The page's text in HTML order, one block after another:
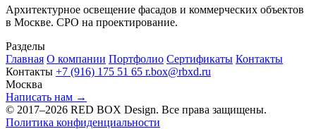
Архитектурное освещение фасадов и коммерческих объектов
в Москве. СРО на проектирование.
Разделы
Главная О компании Портфолио Сертификаты Контакты
Контакты +7 (916) 175 51 65 r.box@rbxd.ru
Москва
Написать нам →
© 2017–2026 RED BOX Design. Все права защищены.
Политика конфиденциальности